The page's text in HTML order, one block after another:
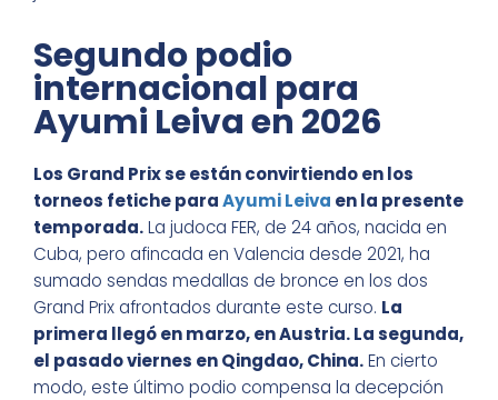
Segundo podio
internacional para
Ayumi Leiva en 2026
Los Grand Prix se están convirtiendo en los
torneos fetiche paraAyumi Leiva en la presente
temporada.La judoca FER, de 24 años, nacida en
Cuba, pero afincada en Valencia desde 2021, ha
sumado sendas medallas de bronce en los dos
Grand Prix afrontados durante este curso. La
primera llegó en marzo, en Austria. La segunda,
el pasado viernes en Qingdao, China.En cierto
modo, este último podio compensa la decepción